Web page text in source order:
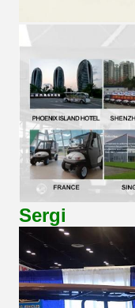
Sergi